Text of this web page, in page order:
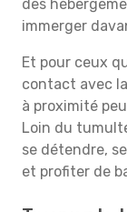
des
immerger
Et pour ceux
contact avec
à proximité
Loin du
se détendre,
et profiter de